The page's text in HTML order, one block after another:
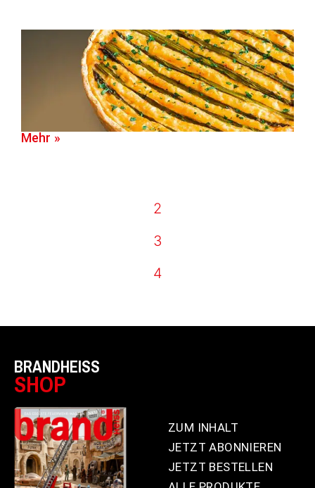
2
3
4
Mehr »
BRANDHEISS
SHOP
ZUM INHALT
JETZT ABONNIEREN
JETZT BESTELLEN